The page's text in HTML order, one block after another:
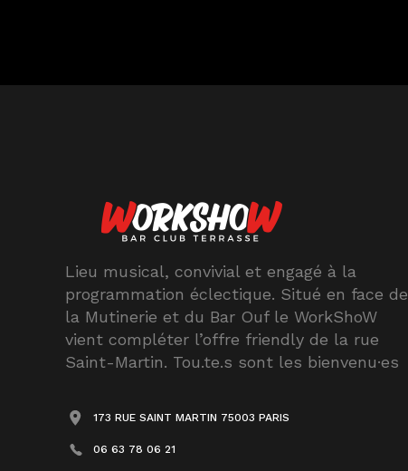
Lieu musical, convivial et engagé à la
programmation éclectique. Situé en face de
la Mutinerie et du Bar Ouf le WorkShoW
vient compléter l’offre friendly de la rue
Saint-Martin. Tou.te.s sont les bienvenu·es
173 RUE SAINT MARTIN 75003 PARIS
06 63 78 06 21